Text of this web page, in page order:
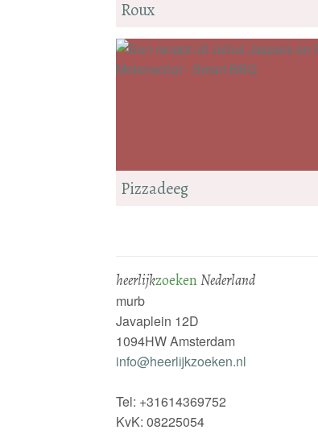
Roux
Pizzadeeg
heerlijkzoekenNederland
murb
Javaplein 12D
1094HW Amsterdam
info@heerlijkzoeken.nl
Tel: +31614369752
KvK: 08225054